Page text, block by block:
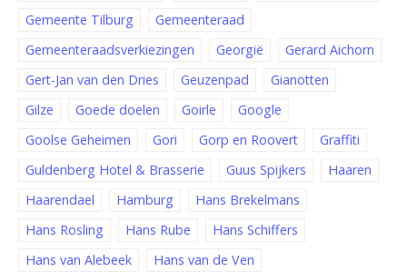
Gemeente Tilburg
Gemeenteraad
Gemeenteraadsverkiezingen
Georgië
Gerard Aichorn
Gert-Jan van den Dries
Geuzenpad
Gianotten
Gilze
Goede doelen Goirle
Google
Goolse Geheimen
Gori Gorp en Roovert
Graffiti
Guldenberg Hotel & Brasserie
Guus Spijkers
Haaren
Haarendael
Hamburg
Hans Brekelmans
Hans Rosling
Hans Rube
Hans Schiffers
Hans van Alebeek
Hans van de Ven